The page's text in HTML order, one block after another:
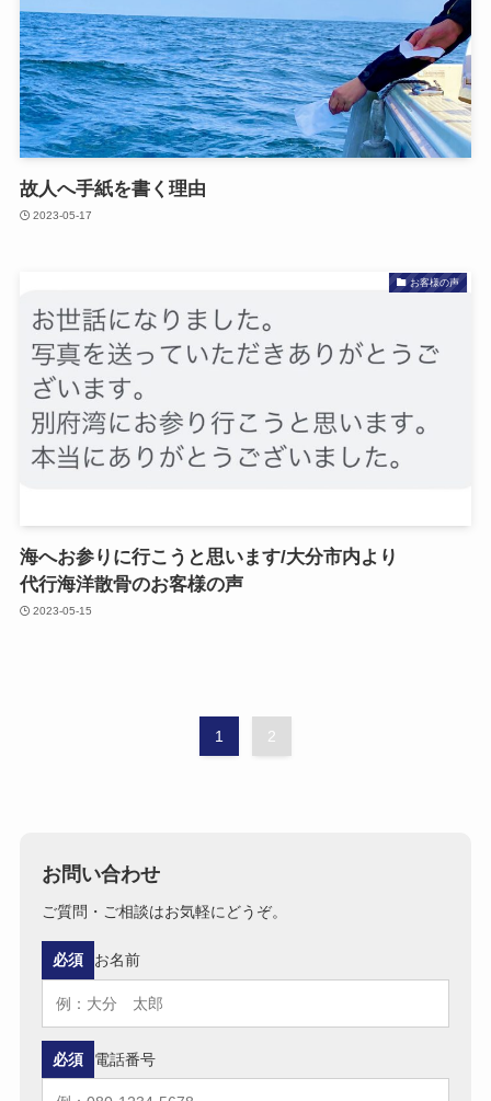
故人へ​手紙を​書く​理由
2023-05-17
お客様の声
海へ​お参りに​行こうと​思います/大分市内より​
代行海洋散骨の​お客様の​声
2023-05-15
1 2
お問い合わせ
ご質問・ご相談はお気軽にどうぞ。
お名前
必須
電話番号
必須